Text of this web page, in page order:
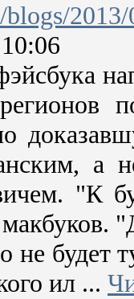
а
"К
будет
ил ...